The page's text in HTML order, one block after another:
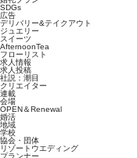
SDGs
広告
デリバリー&テイクアウト
ジュエリー
スイーツ
AfternoonTea
フローリスト
求人情報
求人投稿
社説：潮目
クリエイター
連載
会場
OPEN＆Renewal
婚活
地域
学校
協会・団体
リゾートウエディング
プランナー